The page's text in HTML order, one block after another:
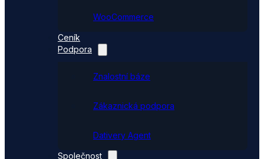
WooCommerce
Ceník
Podpora
Znalostní báze
Zákaznická podpora
Dativery Agent
Společnost